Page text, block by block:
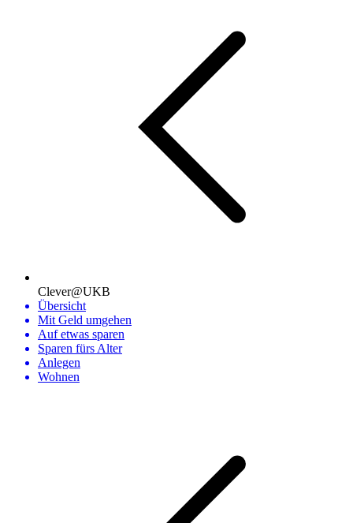
Clever@UKB
Übersicht
Mit Geld umgehen
Auf etwas sparen
Sparen fürs Alter
Anlegen
Wohnen